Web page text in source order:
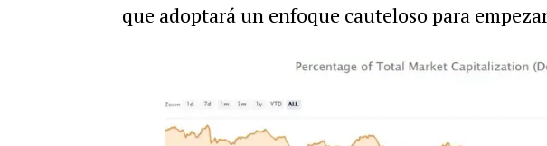
que adoptará un enfoque cauteloso para